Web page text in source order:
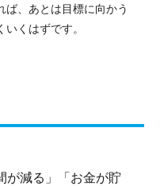
ば、あとは目標に向かう
くはずです。
が減る」「お金が貯